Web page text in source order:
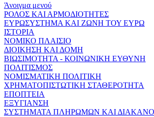
Άνοιγμα μενού
ΡΟΛΟΣ ΚΑΙ ΑΡΜΟΔΙΟΤΗΤΕΣ
ΕΥΡΩΣΥΣΤΗΜΑ ΚΑΙ ΖΩΝΗ ΤΟΥ ΕΥΡΩ
ΙΣΤΟΡΙΑ
ΝΟΜΙΚΟ ΠΛΑΙΣΙΟ
ΔΙΟΙΚΗΣΗ ΚΑΙ ΔΟΜΗ
ΒΙΩΣΙΜΟΤΗΤΑ - ΚΟΙΝΩΝΙΚΗ ΕΥΘΥΝΗ
ΠΟΛΙΤΙΣΜΟΣ
ΝΟΜΙΣΜΑΤΙΚΗ ΠΟΛΙΤΙΚΗ
ΧΡΗΜΑΤΟΠΙΣΤΩΤΙΚΗ ΣΤΑΘΕΡΟΤΗΤΑ
ΕΠΟΠΤΕΙΑ
ΕΞΥΓΙΑΝΣΗ
ΣΥΣΤΗΜΑΤΑ ΠΛΗΡΩΜΩΝ ΚΑΙ